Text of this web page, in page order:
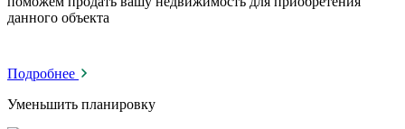
данного объекта
Подробнее
Уменьшить планировку